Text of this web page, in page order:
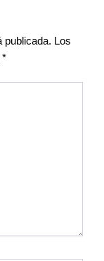
publicada. Los
*